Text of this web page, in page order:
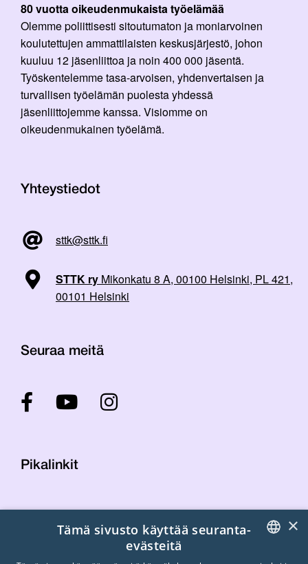
80 vuotta oikeudenmukaista työelämää
Olemme poliittisesti sitoutumaton ja moniarvoinen
koulutettujen ammattilaisten keskusjärjestö, johon
kuuluu 12 jäsenliittoa ja noin 400 000 jäsentä.
Työskentelemme tasa-arvoisen, yhdenvertaisen ja
turvallisen työelämän puolesta yhdessä
jäsenliittojemme kanssa. Visiomme on
oikeudenmukainen työelämä.
Yhteystiedot
sttk@sttk.fi
STTK ry Mikonkatu 8 A, 00100 Helsinki, PL 421,
00101 Helsinki
Seuraa meitä
Pikalinkit
Laskutustiedot
×
Tämä sivusto käyttää seuranta-
evästeitä